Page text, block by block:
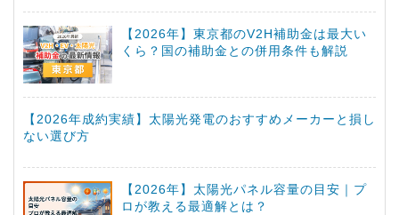
【2026年】東京都のV2H補助金は最大い
くら？国の補助金との併用条件も解説
【2026年成約実績】太陽光発電のおすすめメーカーと損し
ない選び方
【2026年】太陽光パネル容量の目安｜プ
ロが教える最適解とは？